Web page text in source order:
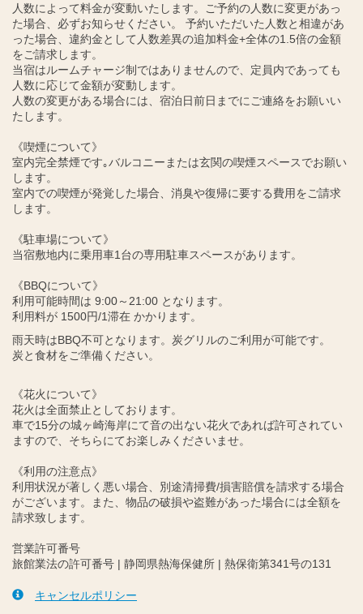
人数によって料金が変動いたします。ご予約の人数に変更があっ
た場合、必ずお知らせください。 予約いただいた人数と相違があ
った場合、違約金として人数差異の追加料金+全体の1.5倍の金額
をご請求します。
当宿はルームチャージ制ではありませんので、定員内であっても
人数に応じて金額が変動します。
人数の変更がある場合には、宿泊日前日までにご連絡をお願いい
たします。
《喫煙について》
室内完全禁煙です｡バルコニーまたは玄関の喫煙スペースでお願い
します。
室内での喫煙が発覚した場合、消臭や復帰に要する費用をご請求
します。
《駐車場について》
当宿敷地内に乗用車1台の専用駐車スペースがあります。
《BBQについて》
利用可能時間は 9:00～21:00 となります。
利用料が 1500円/1滞在 かかります。
雨天時はBBQ不可となります。炭グリルのご利用が可能です。
炭と食材をご準備ください。
《花火について》
花火は全面禁止としております。
車で15分の城ヶ崎海岸にて音の出ない花火であれば許可されてい
ますので、そちらにてお楽しみくださいませ。
《利用の注意点》
利用状況が著しく悪い場合、別途清掃費/損害賠償を請求する場合
がございます。また、物品の破損や盗難があった場合には全額を
請求致します。
営業許可番号
旅館業法の許可番号 | 静岡県熱海保健所 | 熱保衛第341号の131
キャンセルポリシー